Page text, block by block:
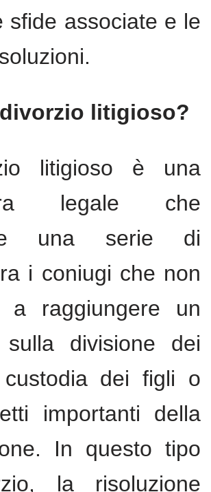
sfide associate e le
divorzio litigioso?
litigioso è una
legale che
una serie di
i coniugi che non
a raggiungere un
sulla divisione dei
dei figli o
importanti della
In questo tipo
la risoluzione